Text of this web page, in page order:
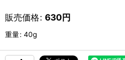
販売価格: 630円
重量: 40g